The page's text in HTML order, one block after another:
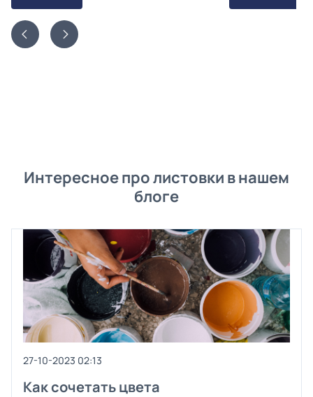
Интересное про листовки в нашем
блоге
27-10-2023 02:13
Как сочетать цвета